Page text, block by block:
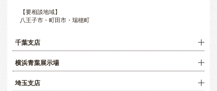
【要相談地域】
八王子市・町田市・瑞穂町
千葉支店
横浜青葉展示場
埼玉支店